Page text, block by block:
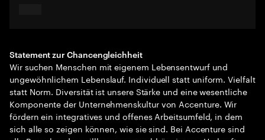
Statement zur Chancengleichheit
Wir suchen Menschen mit eigenem Lebensentwurf und
ungewöhnlichem Lebenslauf. Individuell statt uniform. Vielfalt
statt Norm. Diversität ist unsere Stärke und eine wesentliche
Komponente der Unternehmenskultur von Accenture. Wir
fördern ein integratives und offenes Arbeitsumfeld, in dem
sich alle so zeigen können, wie sie sind. Bei Accenture sind